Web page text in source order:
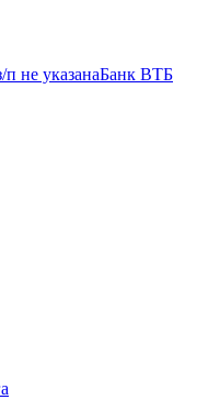
п не указанаБанк ВТБ